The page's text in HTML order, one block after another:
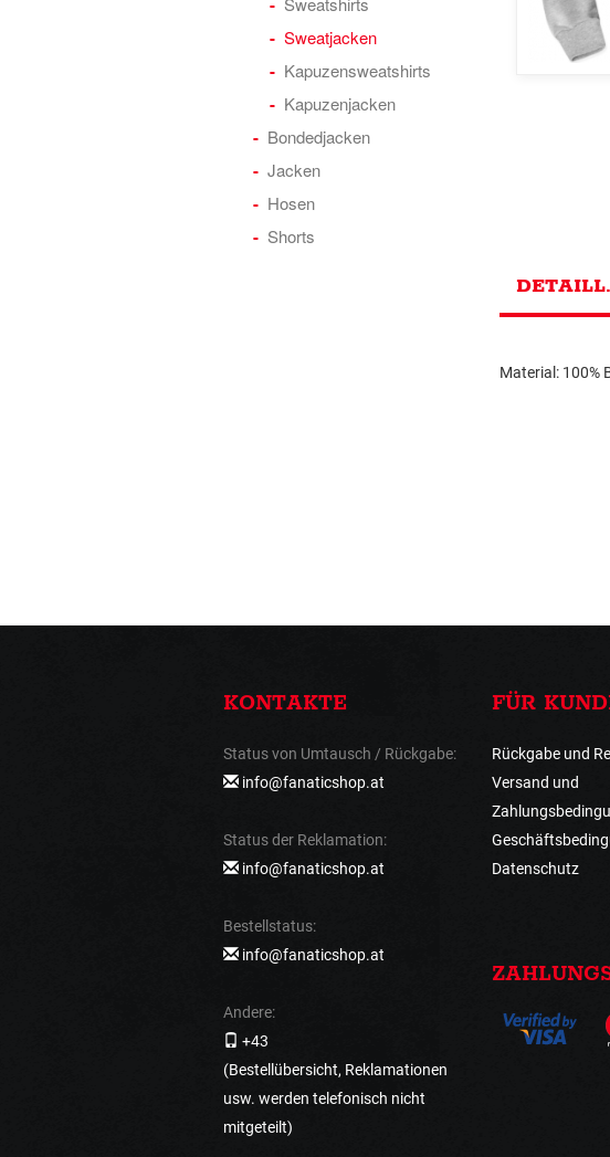
Material: 100%
Sweatjacken
Kapuzensweatshirts
Kapuzenjacken
Bondedjacken
Jacken
Hosen
Shorts
KONTAKTE
Status von Umtausch / Rückgabe:
info@fanaticshop.at
Status der Reklamation:
info@fanaticshop.at
Bestellstatus:
info@fanaticshop.at
Andere:
+43
(Bestellübersicht, Reklamationen
usw. werden telefonisch nicht
mitgeteilt)
FÜR
Rückgabe und
Versand und
Datenschutz